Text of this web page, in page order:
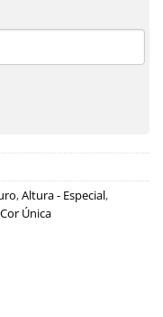
,Altura - Especial,
Cor Única